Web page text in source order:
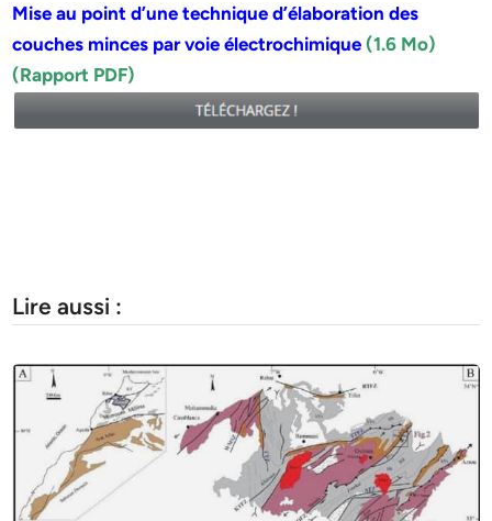
Mise au point d’une technique d’élaboration des
couches minces par voie électrochimique(1.6 Mo)
(Rapport PDF)
Lire aussi :